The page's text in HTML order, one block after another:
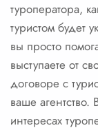
туроператора,
туристом будет
вы просто
выступаете от
договоре с
ваше
интересах